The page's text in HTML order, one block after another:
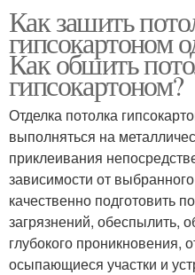
Как зашить
гипсокартоном
Как обшить
гипсокартоном?
Отделка потолка
выполняться на
приклеивания
зависимости от
качественно подготовить
загрязнений, обеспылить,
глубокого проникновения,
осыпающиеся участки и